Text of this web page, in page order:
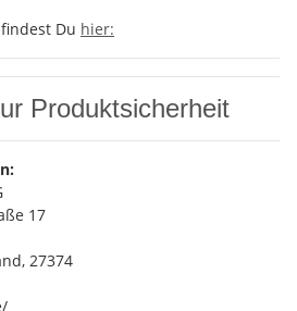
Du hier:
Produktsicherheit
17
27374